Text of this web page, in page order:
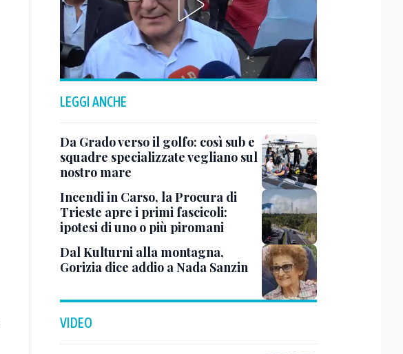
LEGGI ANCHE
Da Grado verso il golfo: così sub e
squadre specializzate vegliano sul
nostro mare
Incendi in Carso, la Procura di
Trieste apre i primi fascicoli:
ipotesi di uno o più piromani
Dal Kulturni alla montagna,
Gorizia dice addio a Nada Sanzin
VIDEO